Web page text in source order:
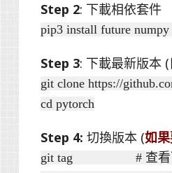
Step 2: 下載相依套件
pip3 install future
Step 3: 下載最新版本
git clone https://
cd pytorch
Step 4: 切換版本 (如
git tag # 查看可